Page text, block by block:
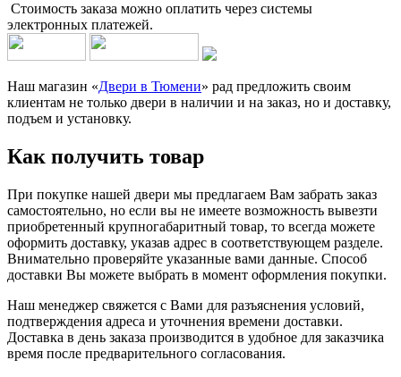
Стоимость заказа можно оплатить через системы
электронных платежей.
Наш магазин «Двери в Тюмени» рад предложить своим
клиентам не только двери в наличии и на заказ, но и доставку,
подъем и установку.
Как получить товар
При покупке нашей двери мы предлагаем Вам забрать заказ
самостоятельно, но если вы не имеете возможность вывезти
приобретенный крупногабаритный товар, то всегда можете
оформить доставку, указав адрес в соответствующем разделе.
Внимательно проверяйте указанные вами данные. Способ
доставки Вы можете выбрать в момент оформления покупки.
Наш менеджер свяжется с Вами для разъяснения условий,
подтверждения адреса и уточнения времени доставки.
Доставка в день заказа производится в удобное для заказчика
время после предварительного согласования.